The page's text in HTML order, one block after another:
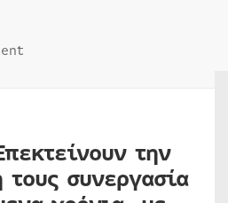
την
τους συνεργασία